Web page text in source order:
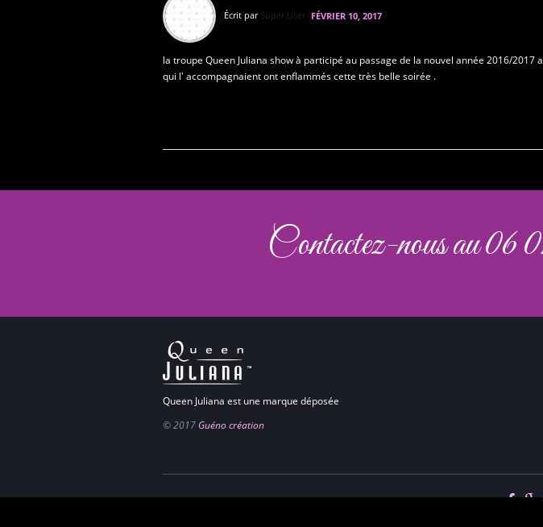
Écrit par Super User FÉVRIER 10, 2017
la troupe Queen Juliana show à participé au passage de la nouvel année 2016/
qui l' accompagnaient ont enflammés cette très belle soirée .
Contactez-nous au 06
Queen Juliana est une marque déposée
© 2017 Guéno création